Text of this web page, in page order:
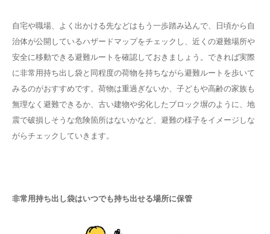
自宅や職場、よく出かける先などはもう一歩踏み込んで、日頃から自
治体が公開しているハザードマップをチェックし、近くの避難場所や
安全に移動できる避難ルートを確認しておきましょう。できれば実際
に非常用持ち出し袋と同程度の荷物を持ちながら避難ルートを歩いて
みるのがおすすめです。荷物は重過ぎないか、子どもや高齢の家族も
無理なく避難できるか、古い建物や劣化したブロック塀のように、地
震で破損しそうな危険箇所はないかなど、避難の様子をイメージしな
がらチェックしていきます。
非常用持ち出し袋はいつでも持ち出せる場所に保管